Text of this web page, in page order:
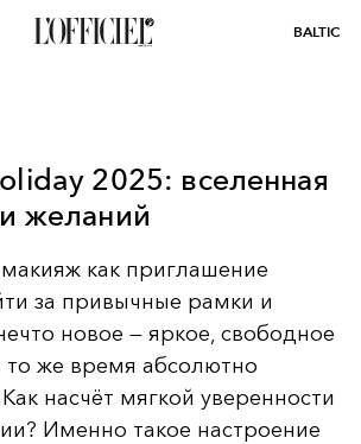
BALTIC
2025: вселенная
желаний
как приглашение
за привычные рамки и
новое — яркое, свободное
то же время абсолютно
насчёт мягкой уверенности
Именно такое настроение